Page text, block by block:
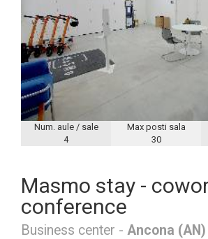
Num. aule / sale
4
Max posti sala
30
Masmo stay -
conference
Business center - Ancona (AN)